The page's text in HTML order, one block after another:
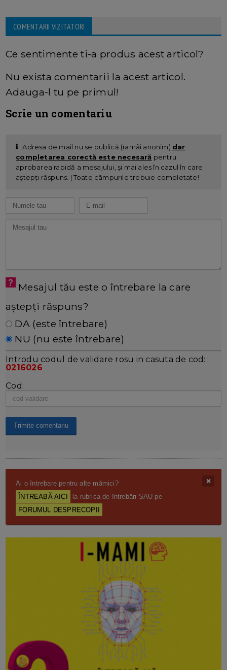
COMENTARII VIZITATORI
Ce sentimente ti-a produs acest articol?
Nu exista comentarii la acest articol.
Adauga-l tu pe primul!
Scrie un comentariu
Adresa de mail nu se publică (ramâi anonim) dar
completarea corectă este necesară pentru
aprobarea rapidă a mesajului, și mai ales în cazul în care
aștepți răspuns. | Toate câmpurile trebuie completate!
Mesajul tău este o întrebare la care
aștepți răspuns?
DA (este întrebare)
NU (nu este întrebare)
Introdu codul de validare rosu in casuta de cod:
0216026
Cod:
Ai o întrebare pentru alte mămici?
ÎNTREABĂ AICI
la rubrica de întrebări SAU pe
FORUMUL DESPRECOPII